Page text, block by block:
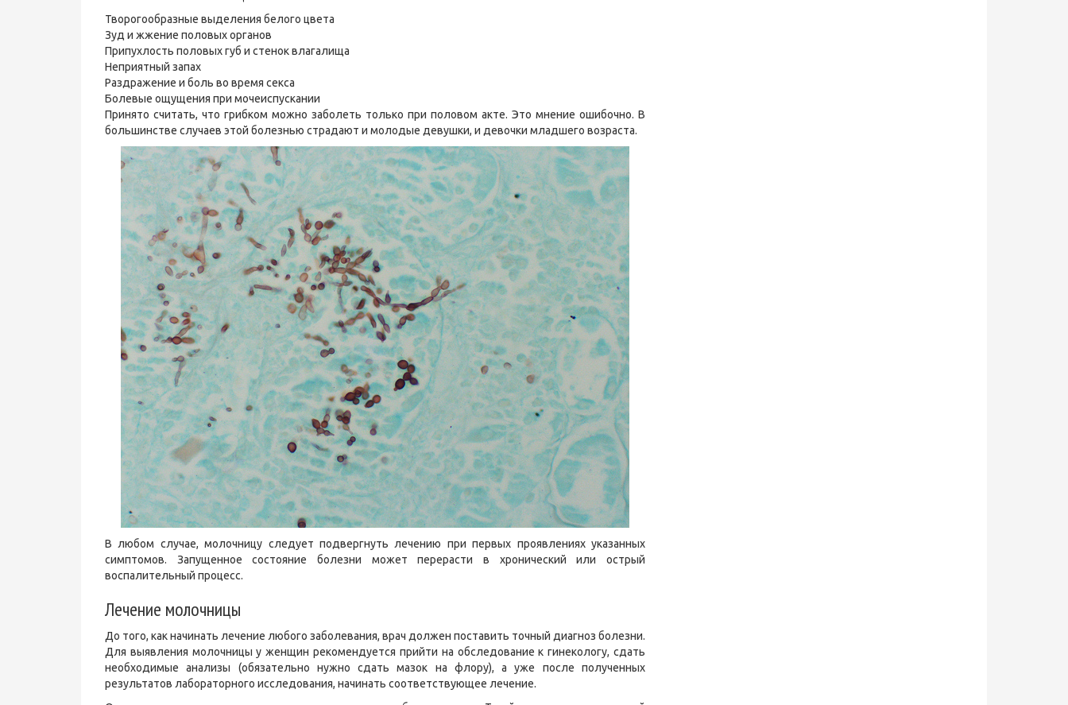
Творогообразные выделения белого цвета
Зуд и жжение половых органов
Припухлость половых губ и стенок влагалища
Неприятный запах
Раздражение и боль во время секса
Болевые ощущения при мочеиспускании
Принято считать, что грибком можно заболеть только при половом акте. Это мнение ошибочно. В
большинстве случаев этой болезнью страдают и молодые девушки, и девочки младшего возраста.
В любом случае, молочницу следует подвергнуть лечению при первых проявлениях указанных
симптомов. Запущенное состояние болезни может перерасти в хронический или острый
воспалительный процесс.
Лечение молочницы
До того, как начинать лечение любого заболевания, врач должен поставить точный диагноз болезни.
Для выявления молочницы у женщин рекомендуется прийти на обследование к гинекологу, сдать
необходимые анализы (обязательно нужно сдать мазок на флору), а уже после полученных
результатов лабораторного исследования, начинать соответствующее лечение.